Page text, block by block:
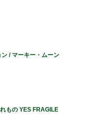
/ マーキー・ムーン
もの YES FRAGILE